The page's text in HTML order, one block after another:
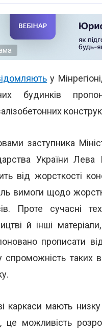
у
будинків
заступника
України Лева
від жорсткості
вимоги щодо
Проте сучасні
й інші
прописати
спроможність таких
каркаси мають
це можливість